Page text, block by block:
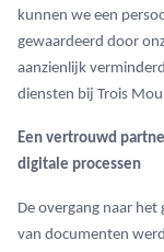
kunnen we een
gewaardeerd door
aanzienlijk
diensten bij Trois
Een vertrouwd
digitale processen
De overgang naar
van documenten